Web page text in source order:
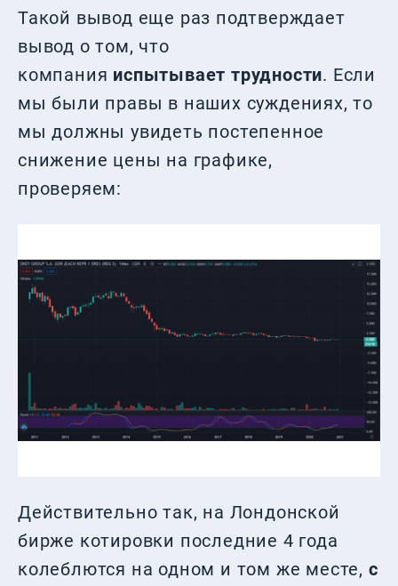
Такой вывод еще раз подтверждает
вывод о том, что
компания испытывает трудности. Если
мы были правы в наших суждениях, то
мы должны увидеть постепенное
снижение цены на графике,
проверяем:
Действительно так, на Лондонской
бирже котировки последние 4 года
колеблются на одном и том же месте, с